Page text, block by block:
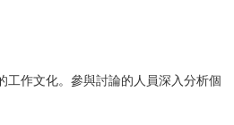
作文化。參與討論的人員深入分析個